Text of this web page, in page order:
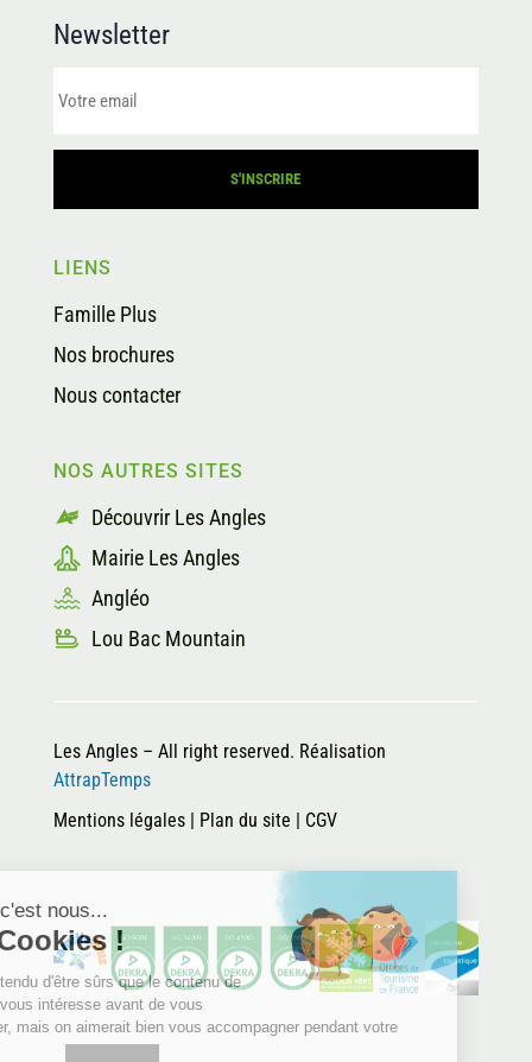
Salut c'est nous...
les Cookies !
On a attendu d'être sûrs que le contenu de
ce site vous intéresse avant de vous
déranger, mais on aimerait bien vous accompagner pendant votre
visite...
Newsletter
LIENS
Famille Plus
Nos brochures
Nous contacter
NOS AUTRES SITES
Découvrir Les Angles
Mairie Les Angles
Angléo
Lou Bac Mountain
Les Angles – All right reserved. Réalisation
AttrapTemps
Mentions légales| Plan du site CGV